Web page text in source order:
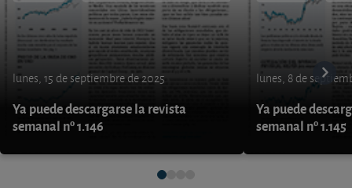
lunes, 15 de septiembre de 2025
Ya puede descargarse la revista
semanal nº 1.146
lunes, 8 de
Ya puede
semanal nº 1.145